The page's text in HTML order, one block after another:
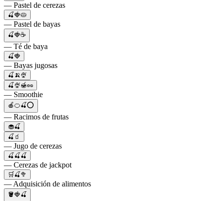
— Pastel de cerezas
🍒🍓🥧
— Pastel de bayas
🍒🍓☕
— Té de baya
🍒🍓
— Bayas jugosas
🍒🍌🍨
🍒🍨🍯🥜
— Smoothie
🍎🍊🍒⭕️
— Racimos de frutas
🧁🍒
🍒🧃
— Jugo de cerezas
🍒🍒🍒
— Cerezas de jackpot
🛒🍒🥦
— Adquisición de alimentos
🪣🍓🍒